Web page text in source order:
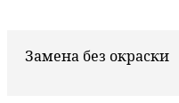
Замена без окраски